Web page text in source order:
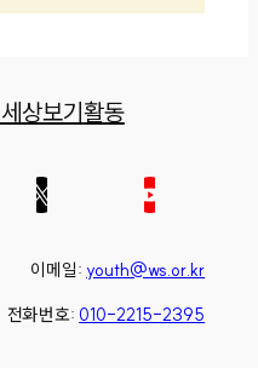
상보기활동
이메일: youth@ws.or.kr
전화번호: 010-2215-2395